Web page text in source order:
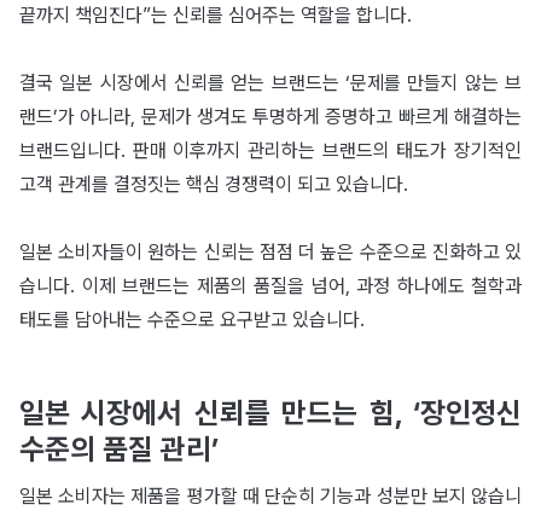
끝까지 책임진다”는 신뢰를 심어주는 역할을 합니다.
결국 일본 시장에서 신뢰를 얻는 브랜드는 ‘문제를 만들지 않는 브
랜드’가 아니라, 문제가 생겨도 투명하게 증명하고 빠르게 해결하는
브랜드입니다. 판매 이후까지 관리하는 브랜드의 태도가 장기적인
고객 관계를 결정짓는 핵심 경쟁력이 되고 있습니다.
일본 소비자들이 원하는 신뢰는 점점 더 높은 수준으로 진화하고 있
습니다. 이제 브랜드는 제품의 품질을 넘어, 과정 하나에도 철학과
태도를 담아내는 수준으로 요구받고 있습니다.
일본 시장에서 신뢰를 만드는 힘, ‘장인정신
수준의 품질 관리’
일본 소비자는 제품을 평가할 때 단순히 기능과 성분만 보지 않습니